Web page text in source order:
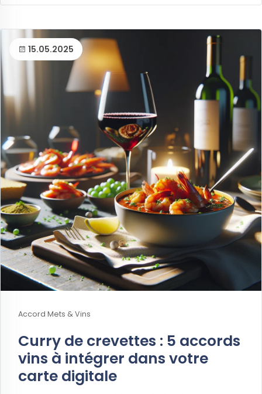
15.05.2025
Accord Mets & Vins
Curry de crevettes : 5 accords
vins à intégrer dans votre
carte digitale